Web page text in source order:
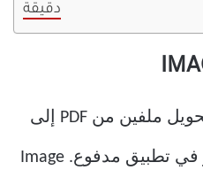
دقيقة
إذا كنت تحتاج فقط إلى تحويل ملفين من PDF إلى
PNG ، فلا داعي للاستثمار في تطبيق مدفوع. Image